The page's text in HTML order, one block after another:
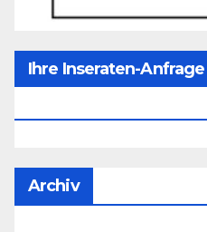
Ihre Inseraten-
Archiv